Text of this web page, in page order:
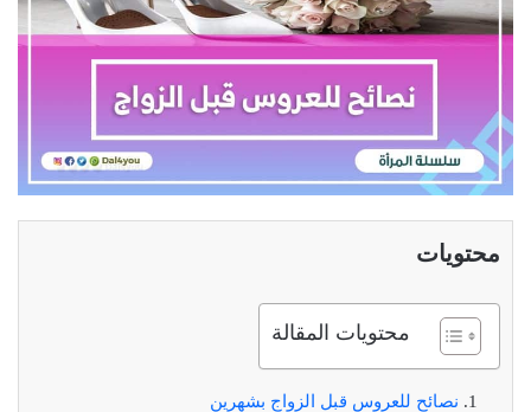
محتويات
محتويات المقالة
نصائح للعروس قبل الزواج بشهرين